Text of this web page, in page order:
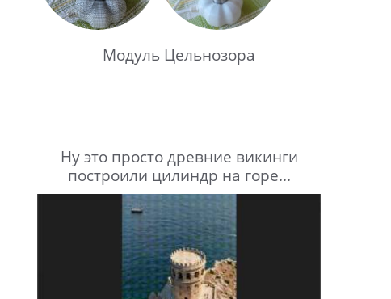
Модуль Цельнозора
Ну это просто древние викинги
построили цилиндр на горе...